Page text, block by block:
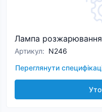
Лампа
Артикул: N246
Переглянути